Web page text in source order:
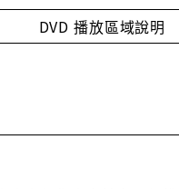
DVD 播放區域說明